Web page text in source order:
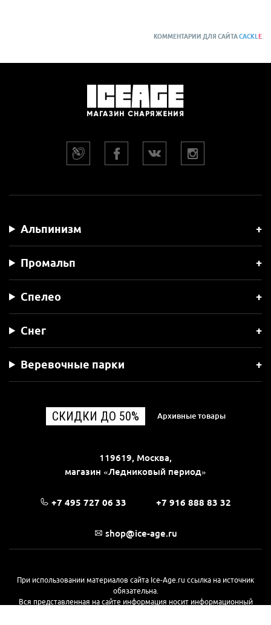
КОММЕНТАРИИ ДЛЯ САЙТАCACKL E
Альпинизм
Промальп
Спелео
Снег
Веревочные парки
СКИДКИ ДО 50% Архивные товары
119619, Москва,
магазин «Ледниковый период»
+7 495 727 06 33 +7 916 888 83 32
shop@ice-age.ru
При использовании материалов сайта Ice-Age.ru ссылка на источник
обязательна.
Вся представленная на сайте информация носит информационный